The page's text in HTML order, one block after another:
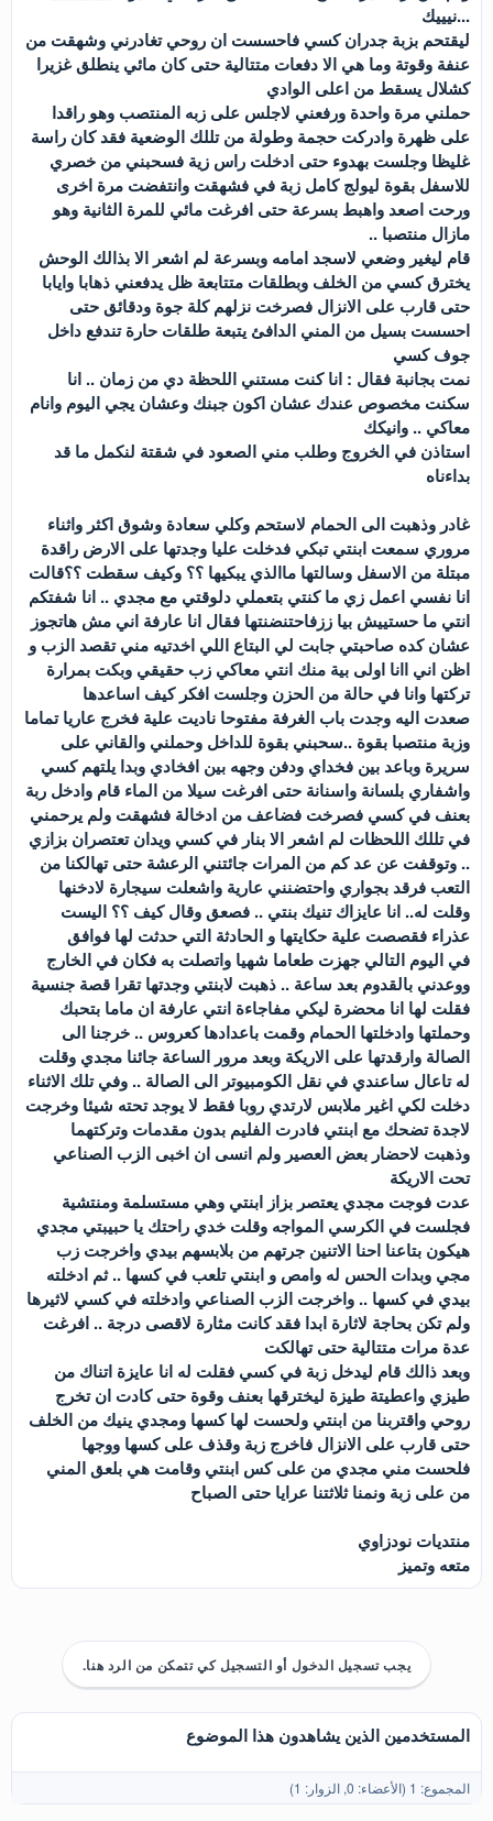
...نيييك
ليقتحم بزبة جدران كسي فاحسست ان روحي تغادرني وشهقت من
عنفة وقوتة وما هي الا دفعات متتالية حتى كان مائي ينطلق غزيرا
كشلال يسقط من اعلى الوادي
حملني مرة واحدة ورفعني لاجلس على زبه المنتصب وهو راقدا
على ظهرة وادركت حجمة وطولة من تللك الوضعية فقد كان راسة
غليظا وجلست بهدوء حتى ادخلت راس زية فسحبني من خصري
للاسفل بقوة ليولج كامل زبة في فشهقت وانتفضت مرة اخرى
ورحت اصعد واهبط بسرعة حتى افرغت مائي للمرة الثانية وهو
مازال منتصبا ..
قام ليغير وضعي لاسجد امامه وبسرعة لم اشعر الا بذالك الوحش
يخترق كسي من الخلف وبطلقات متتابعة ظل يدفعني ذهابا وايابا
حتى قارب على الانزال فصرخت نزلهم كلة جوة ودقائق حتى
احسست بسيل من المني الدافئ يتبعة طلقات حارة تندفع داخل
جوف كسي
نمت بجانبة فقال : انا كنت مستني اللحظة دي من زمان .. انا
سكنت مخصوص عندك عشان اكون جبنك وعشان يجي اليوم وانام
معاكي .. وانيكك
استاذن في الخروج وطلب مني الصعود في شقتة لنكمل ما قد
بداءناه
غادر وذهبت الى الحمام لاستحم وكلي سعادة وشوق اكثر واثناء
مروري سمعت ابنتي تبكي فدخلت عليا وجدتها على الارض راقدة
مبتلة من الاسفل وسالتها ماالذي يبكيها ؟؟ وكيف سقطت ؟؟قالت
انا نفسي اعمل زي ما كنتي بتعملي دلوقتي مع مجدي .. انا شفتكم
انتي ما حستييش بيا ززفاحتنضنتها فقال انا عارفة اني مش هاتجوز
عشان كده صاحبتي جابت لي البتاع اللي اخدتيه مني تقصد الزب و
اظن اني اانا اولى بية منك انتي معاكي زب حقيقي وبكت بمرارة
تركتها وانا في حالة من الحزن وجلست افكر كيف اساعدها
صعدت اليه وجدت باب الغرفة مفتوحا ناديت علية فخرج عاريا تماما
وزبة منتصبا بقوة ..سحبني بقوة للداخل وحملني والقاني على
سريرة وباعد بين فخداي ودفن وجهه بين افخادي وبدا يلتهم كسي
واشفاري بلسانة واسنانة حتى افرغت سيلا من الماء قام وادخل ربة
بعنف في كسي فصرخت فضاعف من ادخالة فشهقت ولم يرحمني
في تللك اللحظات لم اشعر الا بنار في كسي ويدان تعتصران بزازي
.. وتوقفت عن عد كم من المرات جائتني الرعشة حتى تهالكنا من
التعب فرقد بجواري واحتضنني عارية واشعلت سيجارة لادخنها
وقلت له.. انا عايزاك تنيك بنتي .. فصعق وقال كيف ؟؟ اليست
عذراء فقصصت علية حكايتها و الحادثة التي حدثت لها فوافق
في اليوم التالي جهزت طعاما شهيا واتصلت به فكان في الخارج
ووعدني بالقدوم بعد ساعة .. ذهبت لابنتي وجدتها تقرا قصة جنسية
فقلت لها انا محضرة ليكي مفاجاءة انتي عارفة ان ماما بتحبك
وحملتها وادخلتها الحمام وقمت باعدادها كعروس .. خرجنا الى
الصالة وارقدتها على الاريكة وبعد مرور الساعة جائنا مجدي وقلت
له تاعال ساعندي في نقل الكومبيوتر الى الصالة .. وفي تلك الاثناء
دخلت لكي اغير ملابس لارتدي روبا فقط لا يوجد تحته شيئا وخرجت
لاجدة تضحك مع ابنتي فادرت الفليم بدون مقدمات وتركتهما
وذهبت لاحضار بعض العصير ولم انسى ان اخبى الزب الصناعي
تحت الاريكة
عدت فوجت مجدي يعتصر بزاز ابنتي وهي مستسلمة ومنتشية
فجلست في الكرسي المواجه وقلت خدي راحتك يا حبيبتي مجدي
هيكون بتاعنا احنا الاتنين جرتهم من بلابسهم بيدي واخرجت زب
مجي وبدات الحس له وامص و ابنتي تلعب في كسها .. ثم ادخلته
بيدي في كسها .. واخرجت الزب الصناعي وادخلته في كسي لاثيرها
ولم تكن بحاجة لاثارة ابدا فقد كانت مثارة لاقصى درجة .. افرغت
عدة مرات متتالية حتى تهالكت
وبعد ذالك قام ليدخل زبة في كسي فقلت له انا عايزة اتناك من
طيزي واعطيتة طيزة ليخترقها بعنف وقوة حتى كادت ان تخرج
روحي واقتربنا من ابنتي ولحست لها كسها ومجدي ينيك من الخلف
حتى قارب على الانزال فاخرج زبة وقذف على كسها ووجها
فلحست مني مجدي من على كس ابنتي وقامت هي بلعق المني
من على زبة ونمنا ثلاثتنا عرايا حتى الصباح
منتديات نودزاوي
متعه وتميز
يجب تسجيل الدخول أو التسجيل كي تتمكن من الرد هنا.
المستخدمين الذين يشاهدون هذا الموضوع
المجموع: 1 (الأعضاء: 0, الزوار: 1)